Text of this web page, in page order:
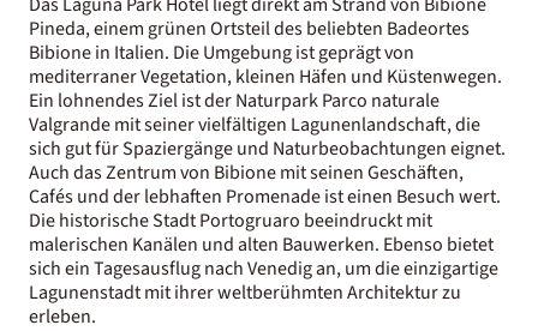
Pineda, einem grünen Ortsteil des beliebten Badeortes
Bibione in Italien. Die Umgebung ist geprägt von
mediterraner Vegetation, kleinen Häfen und Küstenwegen.
Ein lohnendes Ziel ist der Naturpark Parco naturale
Valgrande mit seiner vielfältigen Lagunenlandschaft, die
sich gut für Spaziergänge und Naturbeobachtungen eignet.
Auch das Zentrum von Bibione mit seinen Geschäften,
Cafés und der lebhaften Promenade ist einen Besuch wert.
Die historische Stadt Portogruaro beeindruckt mit
malerischen Kanälen und alten Bauwerken. Ebenso bietet
sich ein Tagesausflug nach Venedig an, um die einzigartige
Lagunenstadt mit ihrer weltberühmten Architektur zu
erleben.